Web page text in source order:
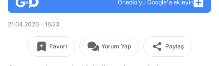
Onedio’yu Google'a ekleyin
21.04.2020 - 16:23
Favori Yorum Yap Paylaş